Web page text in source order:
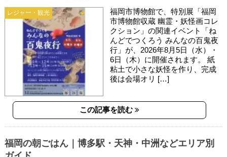
レジャー・観光
福岡市博物館で、特別展「福岡
市博物館収蔵 幽霊・妖怪画コレ
クション」の関連イベント「ね
んどでつくろう みんなの百鬼夜
行」が、2026年8月5日（水）・
6日（木）に開催されます。 紙
粘土で小さな妖怪を作り、完成
後は会場オリ […]
この記事を読む
福岡の朝ごはん｜博多駅・天神・中洲などエリア別